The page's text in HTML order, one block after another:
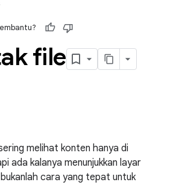
file
melihat konten hanya di
ada kalanya menunjukkan layar
cara yang tepat untuk